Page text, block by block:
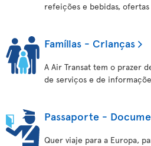
refeições e bebidas,
Famílias - Crianças
A Air Transat tem o prazer
de serviços e de
Passaporte -
Quer viaje para a Europa,